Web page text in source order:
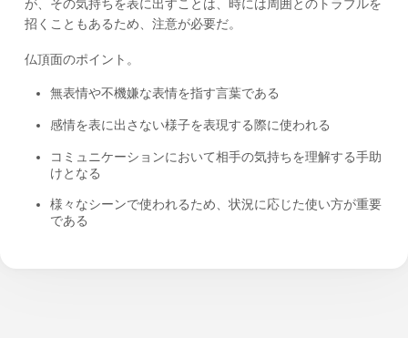
が、その気持ちを表に出すことは、時には周囲とのトラブルを
招くこともあるため、注意が必要だ。
仏頂面のポイント。
無表情や不機嫌な表情を指す言葉である
感情を表に出さない様子を表現する際に使われる
コミュニケーションにおいて相手の気持ちを理解する手助
けとなる
様々なシーンで使われるため、状況に応じた使い方が重要
である